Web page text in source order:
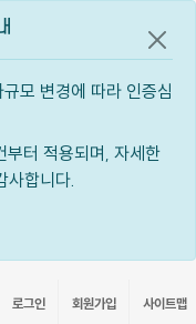
모 변경에 따라 인증심
터 적용되며, 자세한
사합니다.
공지
로그인 회원가입 사이트맵